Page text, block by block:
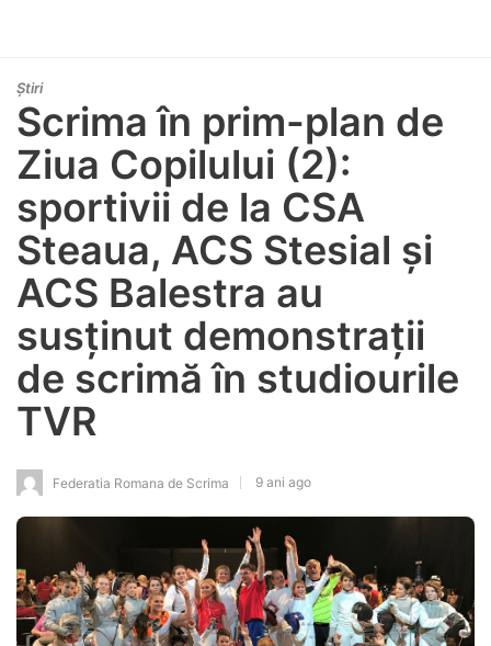
Știri
Scrima în prim-plan de
Ziua Copilului (2):
sportivii de la CSA
Steaua, ACS Stesial și
ACS Balestra au
susținut demonstrații
de scrimă în studiourile
TVR
Federatia Romana de Scrima 9 ani ago